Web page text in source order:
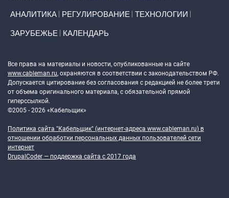
АНАЛИТИКА РЕГУЛИРОВАНИЕ ТЕХНОЛОГИИ
ЗАРУБЕЖЬЕ КАЛЕНДАРЬ
Все права на материалы и новости, опубликованные на сайте
www.cableman.ru, охраняются в соответствии с законодательством РФ.
Допускается цитирование без согласования с редакцией не более трети
от объема оригинального материала, с обязательной прямой
гиперссылкой.
©2005 - 2026 «Кабельщик»
Политика сайта "Кабельщик" (интернет-адреса www.cableman.ru) в
отношении обработки персональных данных пользователей сети
интернет
DrupalCoder — поддержка сайта c 2017 года